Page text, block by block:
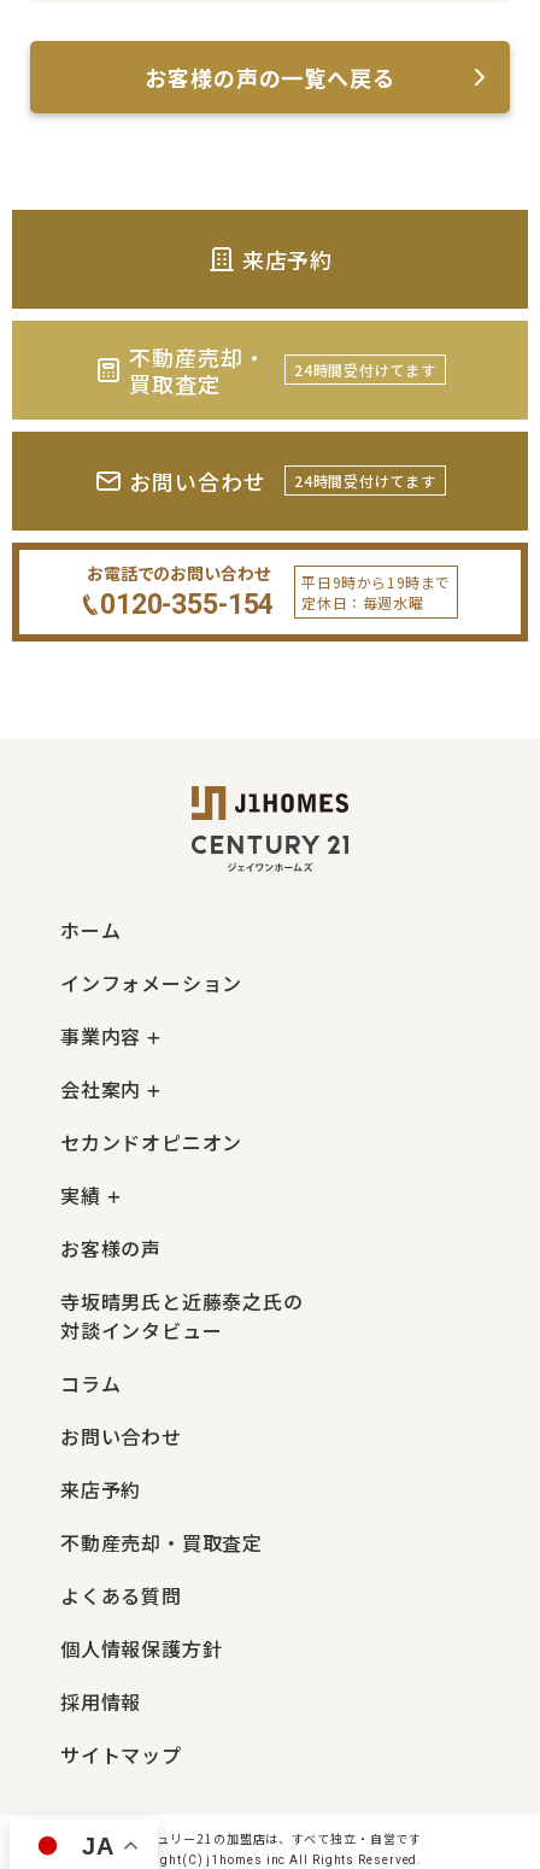
お客様の声の一覧へ戻る
来店予約
不動産売却・
買取査定
24時間受付けてます
お問い合わせ 24時間受付けてます
お電話でのお問い合わせ
0120-355-154
平日9時から19時まで
定休日：毎週水曜
ホーム
インフォメーション
事業内容
会社案内
セカンドオピニオン
実績
お客様の声
寺坂晴男氏と近藤泰之氏の
対談インタビュー
コラム
お問い合わせ
来店予約
不動産売却・買取査定
よくある質問
個人情報保護方針
採用情報
サイトマップ
センチュリー21の加盟店は、すべて独立・自営です
Copyright(C) j1homes inc All Rights Reserved.
JA